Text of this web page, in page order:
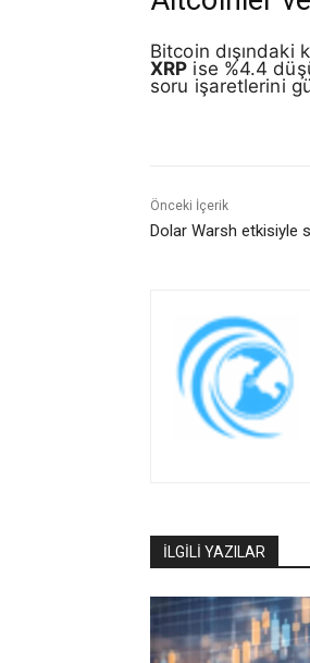
Bitcoin
XRP ise %4.4
soru işaretlerini
Önceki İçerik
Dolar Warsh etkisiyle
İLGİLİ YAZILAR